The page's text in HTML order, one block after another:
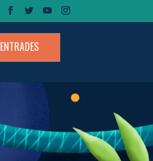
ENTRADES